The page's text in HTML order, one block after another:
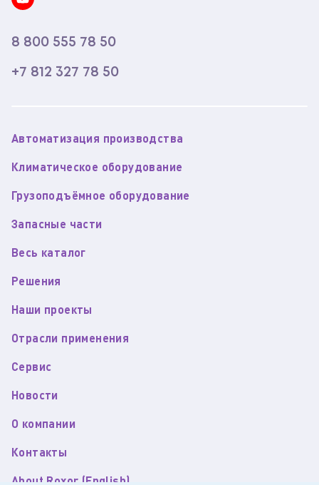
8 800 555 78 50
+7 812 327 78 50
Автоматизация производства
Климатическое оборудование
Грузоподъёмное оборудование
Запасные части
Весь каталог
Решения
Наши проекты
Отрасли применения
Сервис
Новости
О компании
Контакты
About Roxor (English)